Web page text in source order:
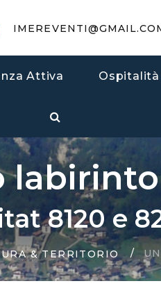
Attiva Ospitalità
8120 e
& TERRITORIO